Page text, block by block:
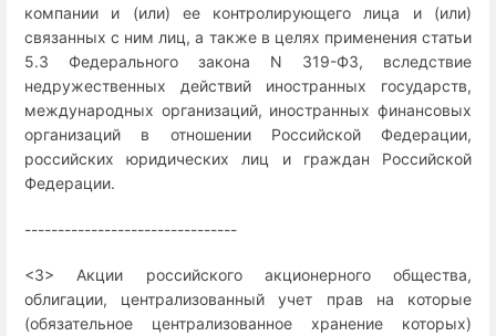
компании и (или) ее контролирующего лица и (или)
связанных с ним лиц, а также в целях применения статьи
5.3 Федерального закона N 319-ФЗ, вследствие
недружественных действий иностранных государств,
международных организаций, иностранных финансовых
организаций в отношении Российской Федерации,
российских юридических лиц и граждан Российской
Федерации.
--------------------------------
<3> Акции российского акционерного общества,
облигации, централизованный учет прав на которые
(обязательное централизованное хранение которых)